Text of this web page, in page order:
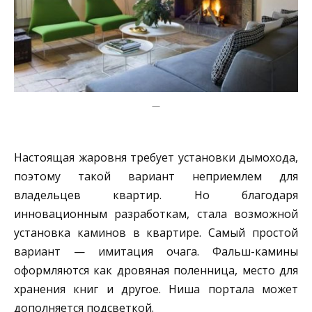
—
Настоящая жаровня требует установки дымохода,
поэтому такой вариант неприемлем для
владельцев квартир. Но благодаря
инновационным разработкам, стала возможной
установка каминов в квартире. Самый простой
вариант — имитация очага. Фальш-камины
оформляются как дровяная поленница, место для
хранения книг и другое. Ниша портала может
дополняется подсветкой.